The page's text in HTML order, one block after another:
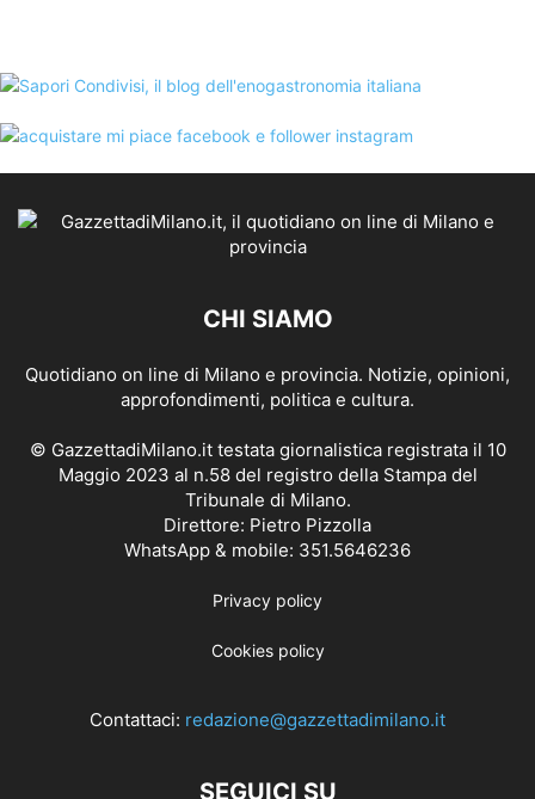
CHI SIAMO
Quotidiano on line di Milano e provincia. Notizie, opinioni,
approfondimenti, politica e cultura.
© GazzettadiMilano.it testata giornalistica registrata il 10
Maggio 2023 al n.58 del registro della Stampa del
Tribunale di Milano.
Direttore: Pietro Pizzolla
WhatsApp & mobile: 351.5646236
Privacy policy
Cookies policy
Contattaci: redazione@gazzettadimilano.it
SEGUICI SU